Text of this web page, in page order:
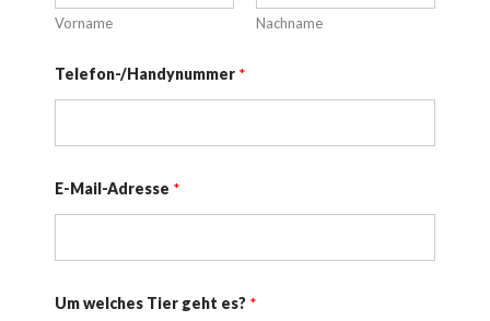
Vorname Nachname
a
u
n
Telefon-/Handynummer *
E-Mail-Adresse *
Um welches Tier geht es? *